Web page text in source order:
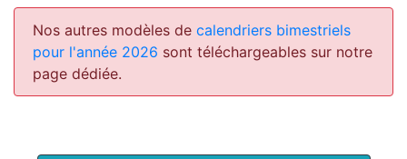
Nos autres modèles de calendriers bimestriels
pour l'année 2026 sont téléchargeables sur notre
page dédiée.